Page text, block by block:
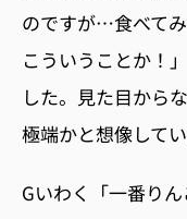
のですが…食べて
こういうことか！
した。 見た目から
極端かと想像して
Gいわく「一番り